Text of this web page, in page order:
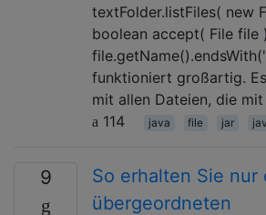
textFolder.listFiles( new
boolean accept( File file
funktioniert großartig.
mit allen Dateien, die
114
java file jar
9
So erhalten Sie nur
übergeordneten